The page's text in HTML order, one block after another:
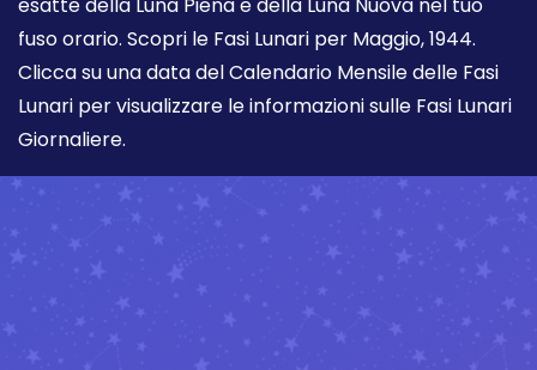
fuso orario. Scopri le Fasi Lunari per Maggio, 1944.
Clicca su una data del Calendario Mensile delle Fasi
Lunari per visualizzare le informazioni sulle Fasi Lunari
Giornaliere.